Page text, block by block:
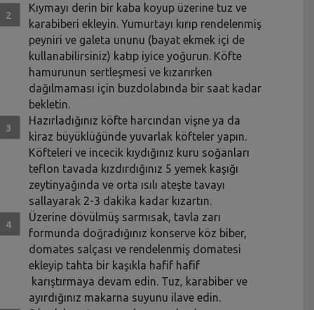
Kıymayı derin bir kaba koyup üzerine tuz ve
karabiberi ekleyin. Yumurtayı kırıp rendelenmiş
peyniri ve galeta ununu (bayat ekmek içi de
kullanabilirsiniz) katıp iyice yoğurun. Köfte
hamurunun sertleşmesi ve kızarırken
dağılmaması için buzdolabında bir saat kadar
bekletin.
Hazırladığınız köfte harcından vişne ya da
kiraz büyüklüğünde yuvarlak köfteler yapın.
Köfteleri ve incecik kıydığınız kuru soğanları
teflon tavada kızdırdığınız 5 yemek kaşığı
zeytinyağında ve orta ısılı ateşte tavayı
sallayarak 2-3 dakika kadar kızartın.
Üzerine dövülmüş sarmısak, tavla zarı
formunda doğradığınız konserve köz biber,
domates salçası ve rendelenmiş domatesi
ekleyip tahta bir kaşıkla hafif hafif
karıştırmaya devam edin. Tuz, karabiber ve
ayırdığınız makarna suyunu ilave edin.